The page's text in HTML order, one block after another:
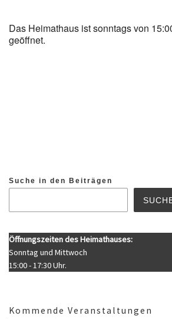
Das Heimathaus ist sonntags von
geöffnet.
Suche in den Beiträgen
Öffnungszeiten des Heimathauses:
Sonntag und Mittwoch
15:00 - 17:30 Uhr.
Kommende Veranstaltungen